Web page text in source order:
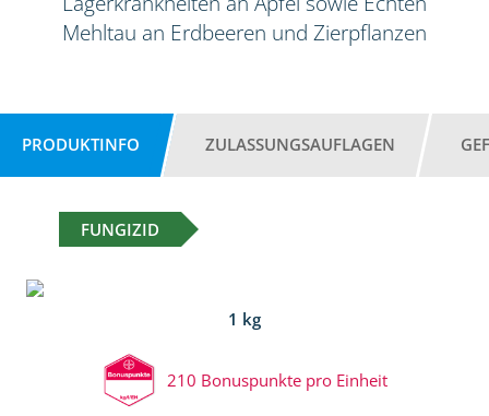
Mehltau an Erdbeeren und Zierpflanzen
PRODUKTINFO ZULASSUNGSAUFLAGEN
FUNGIZID
1 kg
210 Bonuspunkte pro Einheit